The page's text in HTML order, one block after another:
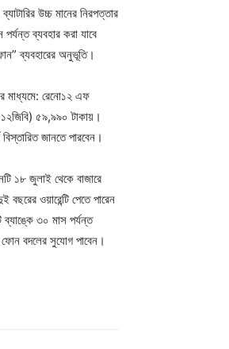
উচ্চ মানের নিরপত্তার
ব্যবহার করা যাবে
ব্যবহারের অনুভূতি।
মাধ্যমে: রেনো১২ এফ
৫৯,৯৯০ টাকায়।
জানতে পারবেন।
১৮ জুলাই থেকে বাজারে
ওয়ারেন্টি পেতে পারেন
ব্যাঙ্কে ৩০ মাস পর্যন্ত
ফোন বদলের সুযোগ পাবেন।